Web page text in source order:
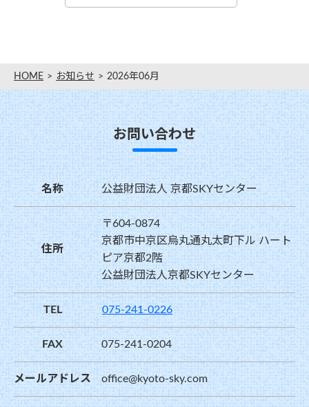
HOME お知らせ 2026年06月
お問い合わせ
名称 公益財団法人 京都SKYセンター
住所
〒604-0874
京都市中京区烏丸通丸太町下ル ハート
ピア京都2階
公益財団法人京都SKYセンター
TEL 075-241-0226
FAX 075-241-0204
メールアドレス office@kyoto-sky.com